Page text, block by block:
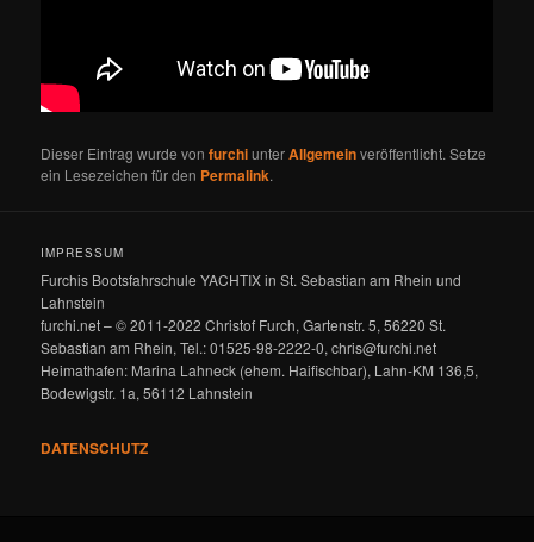
Dieser Eintrag wurde vonfurchiunterAllgemeinveröffentlicht. Setze
ein Lesezeichen für den Permalink.
IMPRESSUM
Furchis Bootsfahrschule YACHTIX in St. Sebastian am Rhein und
Lahnstein
furchi.net – © 2011-2022 Christof Furch, Gartenstr. 5, 56220 St.
Sebastian am Rhein, Tel.: 01525-98-2222-0, chris@furchi.net
Heimathafen: Marina Lahneck (ehem. Haifischbar), Lahn-KM 136,5,
Bodewigstr. 1a, 56112 Lahnstein
DATENSCHUTZ